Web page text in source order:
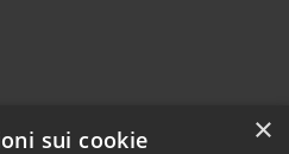
×
sui cookie